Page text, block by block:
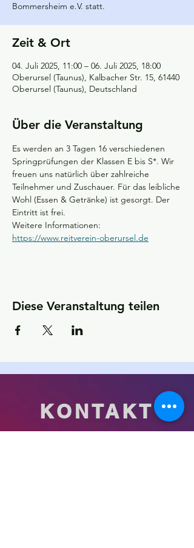
Bommersheim e.V. statt.
Zeit & Ort
04. Juli 2025, 11:00 – 06. Juli 2025, 18:00
Oberursel (Taunus), Kalbacher Str. 15, 61440
Oberursel (Taunus), Deutschland
Über die Veranstaltung
Es werden an 3 Tagen 16 verschiedenen
Springprüfungen der Klassen E bis S*. Wir
freuen uns natürlich über zahlreiche
Teilnehmer und Zuschauer. Für das leibliche
Wohl (Essen & Getränke) ist gesorgt. Der
Eintritt ist frei.
Weitere Informationen:
https://www.reitverein-oberursel.de
Diese Veranstaltung teilen
KONTAKT